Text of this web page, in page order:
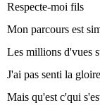
Respecte-moi fils
Mon parcours est
Les millions d'vues
J'ai pas senti la
Mais qu'est c'qui